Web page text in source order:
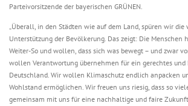
Parteivorsitzende der bayerischen GRÜNEN.
„Überall, in den Städten wie auf dem Land, spüren wir die
Unterstützung der Bevölkerung. Das zeigt: Die Menschen
Weiter-So und wollen, dass sich was bewegt – und zwar
wollen Verantwortung übernehmen für ein gerechtes
Deutschland. Wir wollen Klimaschutz endlich anpacken
Wohlstand ermöglichen. Wir freuen uns riesig, dass so
gemeinsam mit uns für eine nachhaltige und faire Zukunft